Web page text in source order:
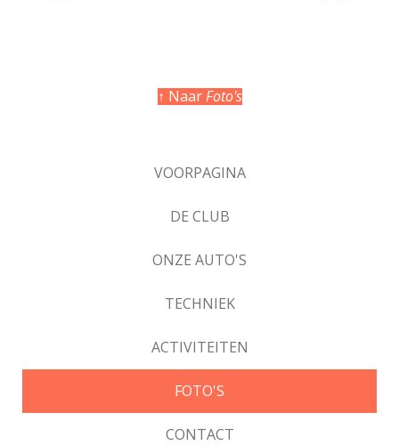
↑ NaarFoto's
VOORPAGINA
DE CLUB
ONZE AUTO'S
TECHNIEK
ACTIVITEITEN
FOTO'S
CONTACT